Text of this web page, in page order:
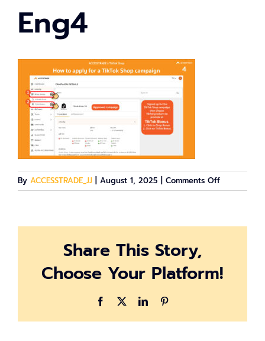
Eng4
By ACCESSTRADE_JJ August 1, 2025 Comments Offon
Eng4
Share This Story,
Choose Your Platform!
Facebook LinkedIn